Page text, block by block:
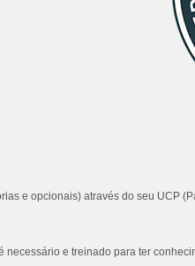
e opcionais) através do seu UCP
e treinado para ter